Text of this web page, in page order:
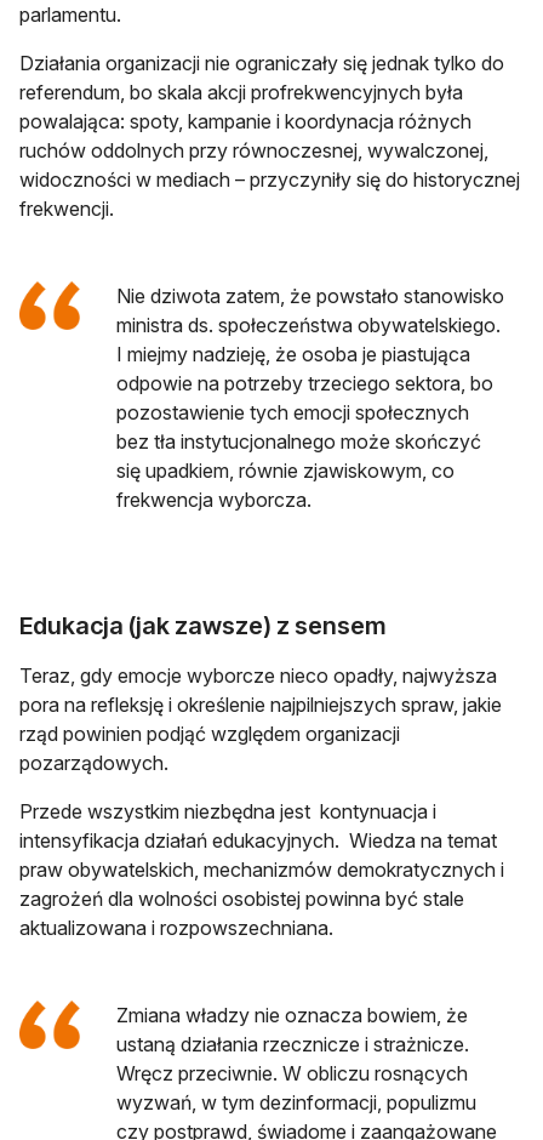
parlamentu.
Działania organizacji nie ograniczały się jednak tylko do
referendum, bo skala akcji profrekwencyjnych była
powalająca: spoty, kampanie i koordynacja różnych
ruchów oddolnych przy równoczesnej, wywalczonej,
widoczności w mediach – przyczyniły się do historycznej
frekwencji.
Nie dziwota zatem, że powstało stanowisko
ministra ds. społeczeństwa obywatelskiego.
I miejmy nadzieję, że osoba je piastująca
odpowie na potrzeby trzeciego sektora, bo
pozostawienie tych emocji społecznych
bez tła instytucjonalnego może skończyć
się upadkiem, równie zjawiskowym, co
frekwencja wyborcza.
Edukacja (jak zawsze) z sensem
Teraz, gdy emocje wyborcze nieco opadły, najwyższa
pora na refleksję i określenie najpilniejszych spraw, jakie
rząd powinien podjąć względem organizacji
pozarządowych.
Przede wszystkim niezbędna jest kontynuacja i
intensyfikacja działań edukacyjnych. Wiedza na temat
praw obywatelskich, mechanizmów demokratycznych i
zagrożeń dla wolności osobistej powinna być stale
aktualizowana i rozpowszechniana.
Zmiana władzy nie oznacza bowiem, że
ustaną działania rzecznicze i strażnicze.
Wręcz przeciwnie. W obliczu rosnących
wyzwań, w tym dezinformacji, populizmu
czy postprawd, świadome i zaangażowane